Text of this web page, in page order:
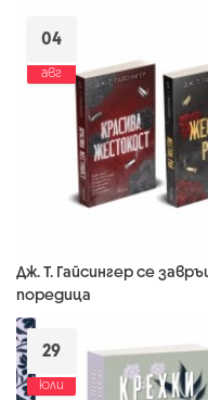
04
авг
Дж. Т. Гайсингер се
поредица
29
юли